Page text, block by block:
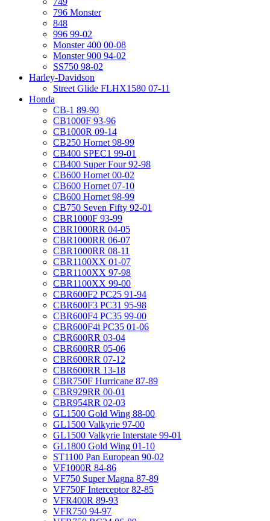
796 Monster
848
996 99-02
Monster 400 00-08
Monster 900 94-02
SS750 98-02
Harley-Davidson
Street Glide FLHX1580 07-11
Honda
CB-1 89-90
CB1000F 93-96
CB1000R 09-14
CB250 Hornet 98-99
CB400 SPEC1 99-01
CB400 Super Four 92-98
CB600 Hornet 00-02
CB600 Hornet 07-10
CB600 Hornet 98-99
CB750 Seven Fifty 92-01
CBR1000F 93-99
CBR1000RR 04-05
CBR1000RR 06-07
CBR1000RR 08-11
CBR1100XX 01-07
CBR1100XX 97-98
CBR1100XX 99-00
CBR600F2 PC25 91-94
CBR600F3 PC31 95-98
CBR600F4 PC35 99-00
CBR600F4i PC35 01-06
CBR600RR 03-04
CBR600RR 05-06
CBR600RR 07-12
CBR600RR 13-18
CBR750F Hurricane 87-89
CBR929RR 00-01
CBR954RR 02-03
GL1500 Gold Wing 88-00
GL1500 Valkyrie 97-00
GL1500 Valkyrie Interstate 99-01
GL1800 Gold Wing 01-10
ST1100 Pan European 90-02
VF1000R 84-86
VF750 Super Magna 87-89
VF750F Interceptor 82-85
VFR400R 89-93
VFR750 94-97